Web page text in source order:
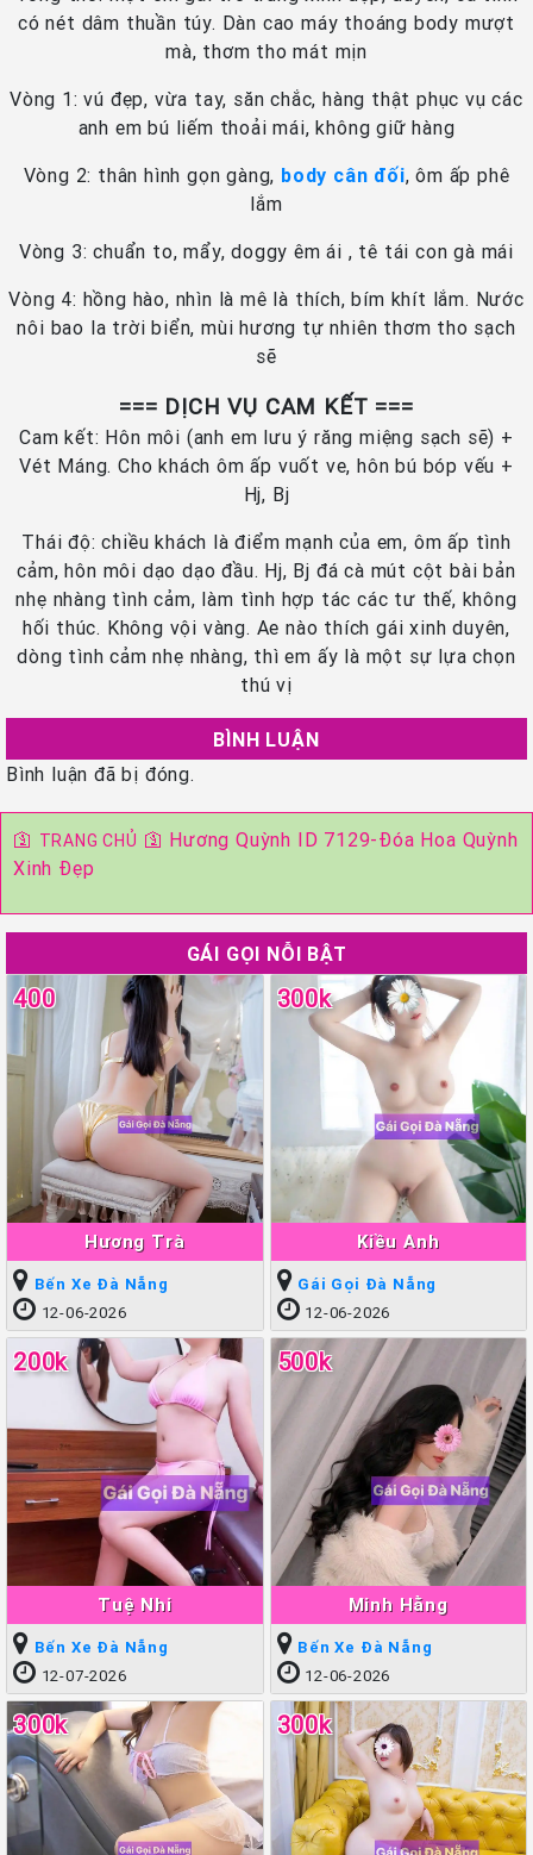
có nét dâm thuần túy. Dàn cao máy thoáng body mượt
mà, thơm tho mát mịn
Vòng 1: vú đẹp, vừa tay, săn chắc, hàng thật phục vụ các
anh em bú liếm thoải mái, không giữ hàng
Vòng 2: thân hình gọn gàng, body cân đối, ôm ấp phê
lắm
Vòng 3: chuẩn to, mẩy, doggy êm ái , tê tái con gà mái
Vòng 4: hồng hào, nhìn là mê là thích, bím khít lắm. Nước
nôi bao la trời biển, mùi hương tự nhiên thơm tho sạch
sẽ
=== DỊCH VỤ CAM KẾT ===
Cam kết: Hôn môi (anh em lưu ý răng miệng sạch sẽ) +
Vét Máng. Cho khách ôm ấp vuốt ve, hôn bú bóp vếu +
Hj, Bj
Thái độ: chiều khách là điểm mạnh của em, ôm ấp tình
cảm, hôn môi dạo dạo đầu. Hj, Bj đá cà mút cột bài bản
nhẹ nhàng tình cảm, làm tình hợp tác các tư thế, không
hối thúc. Không vội vàng. Ae nào thích gái xinh duyên,
dòng tình cảm nhẹ nhàng, thì em ấy là một sự lựa chọn
thú vị
BÌNH LUẬN
Bình luận đã bị đóng.
🛐 TRANG CHỦ 🛐 Hương Quỳnh ID 7129-Đóa Hoa Quỳnh
Xinh Đẹp
GÁI GỌI NỖI BẬT
Hương Trà
400
Bến Xe Đà Nẵng
12-06-2026
Kiều Anh
300k
Gái Gọi Đà Nẵng
12-06-2026
Tuệ Nhi
200k
Bến Xe Đà Nẵng
12-07-2026
Minh Hằng
500k
Bến Xe Đà Nẵng
12-06-2026
300k 300k